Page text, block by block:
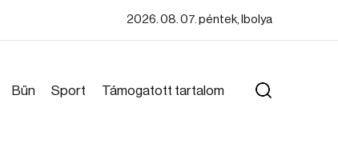
2026. 08. 07. péntek, Ibolya
Bűn Sport Támogatott tartalom